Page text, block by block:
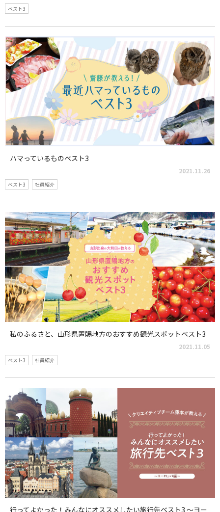
ベスト3
ハマっているものベスト3
2021.11.26
ベスト3 社員紹介
私のふるさと、山形県置賜地方のおすすめ観光スポットベスト3
2021.11.05
ベスト3 社員紹介
行ってよかった！みんなにオススメしたい旅行先ベスト3 〜ヨー